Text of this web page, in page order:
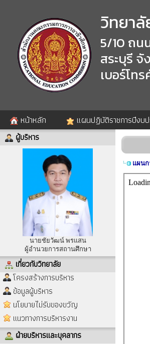
วิทยา
5/10 ถน
สระบุรี
เบอร์โท
หน้าหลัก แผนปฏิบัติราชการปีง
ผู้บริหาร
นายชัยวัฒน์ พรแสน
ผู้อำนวยการสถานศึกษา
เกี่ยวกับวิทยาลัย
โครงสร้างการบริหาร
ข้อมูลผู้บริหาร
นโยบายไม่รับของขวัญ
แนวทางการบริหารงาน
ฝ่ายบริหารและบุคลากร
แผนก